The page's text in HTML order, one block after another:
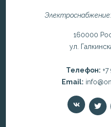
160000
ул.
Телефон:
Email: